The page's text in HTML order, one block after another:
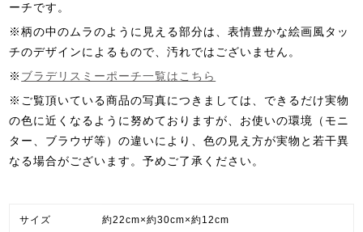
ーチです。
※柄の中のムラのように見える部分は、表情豊かな絵画風タッ
チのデザインによるもので、汚れではございません。
※ ブラデリスミーポーチ一覧はこちら
※ご覧頂いている商品の写真につきましては、できるだけ実物
の色に近くなるように努めておりますが、お使いの環境（モニ
ター、ブラウザ等）の違いにより、色の見え方が実物と若干異
なる場合がございます。予めご了承ください。
サイズ 約22cm×約30cm×約12cm